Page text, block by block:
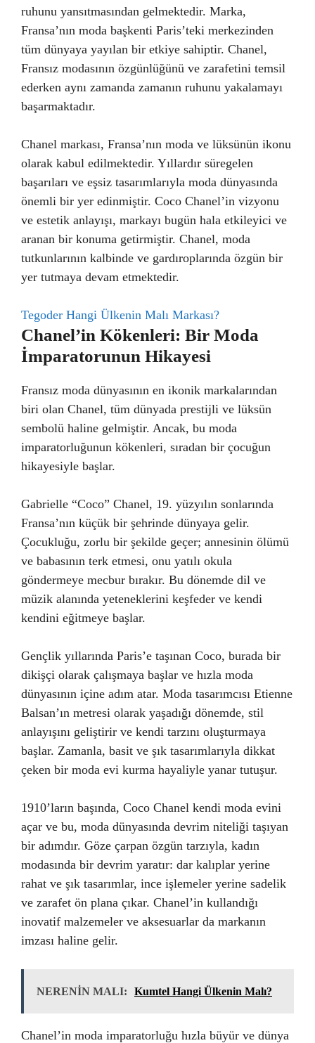
ruhunu yansıtmasından gelmektedir. Marka,
Fransa’nın moda başkenti Paris’teki merkezinden
tüm dünyaya yayılan bir etkiye sahiptir. Chanel,
Fransız modasının özgünlüğünü ve zarafetini temsil
ederken aynı zamanda zamanın ruhunu yakalamayı
başarmaktadır.
Chanel markası, Fransa’nın moda ve lüksünün ikonu
olarak kabul edilmektedir. Yıllardır süregelen
başarıları ve eşsiz tasarımlarıyla moda dünyasında
önemli bir yer edinmiştir. Coco Chanel’in vizyonu
ve estetik anlayışı, markayı bugün hala etkileyici ve
aranan bir konuma getirmiştir. Chanel, moda
tutkunlarının kalbinde ve gardıroplarında özgün bir
yer tutmaya devam etmektedir.
Tegoder Hangi Ülkenin Malı Markası?
Chanel’in Kökenleri: Bir Moda
İmparatorunun Hikayesi
Fransız moda dünyasının en ikonik markalarından
biri olan Chanel, tüm dünyada prestijli ve lüksün
sembolü haline gelmiştir. Ancak, bu moda
imparatorluğunun kökenleri, sıradan bir çocuğun
hikayesiyle başlar.
Gabrielle “Coco” Chanel, 19. yüzyılın sonlarında
Fransa’nın küçük bir şehrinde dünyaya gelir.
Çocukluğu, zorlu bir şekilde geçer; annesinin ölümü
ve babasının terk etmesi, onu yatılı okula
göndermeye mecbur bırakır. Bu dönemde dil ve
müzik alanında yeteneklerini keşfeder ve kendi
kendini eğitmeye başlar.
Gençlik yıllarında Paris’e taşınan Coco, burada bir
dikişçi olarak çalışmaya başlar ve hızla moda
dünyasının içine adım atar. Moda tasarımcısı Etienne
Balsan’ın metresi olarak yaşadığı dönemde, stil
anlayışını geliştirir ve kendi tarzını oluşturmaya
başlar. Zamanla, basit ve şık tasarımlarıyla dikkat
çeken bir moda evi kurma hayaliyle yanar tutuşur.
1910’ların başında, Coco Chanel kendi moda evini
açar ve bu, moda dünyasında devrim niteliği taşıyan
bir adımdır. Göze çarpan özgün tarzıyla, kadın
modasında bir devrim yaratır: dar kalıplar yerine
rahat ve şık tasarımlar, ince işlemeler yerine sadelik
ve zarafet ön plana çıkar. Chanel’in kullandığı
inovatif malzemeler ve aksesuarlar da markanın
imzası haline gelir.
NERENİN MALI: Kumtel Hangi Ülkenin Malı?
Chanel’in moda imparatorluğu hızla büyür ve dünya